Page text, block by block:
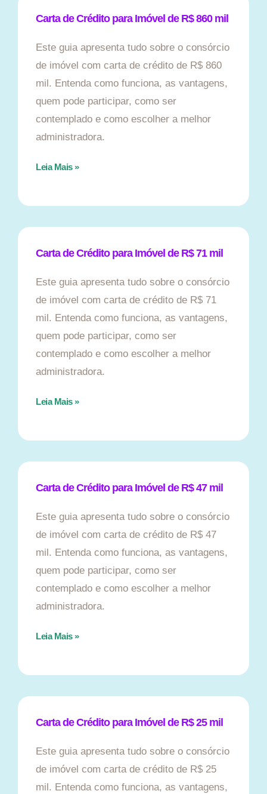
Carta de Crédito para Imóvel de R$ 860 mil
Este guia apresenta tudo sobre o consórcio
de imóvel com carta de crédito de R$ 860
mil. Entenda como funciona, as vantagens,
quem pode participar, como ser
contemplado e como escolher a melhor
administradora.
Leia Mais »
Carta de Crédito para Imóvel de R$ 71 mil
Este guia apresenta tudo sobre o consórcio
de imóvel com carta de crédito de R$ 71
mil. Entenda como funciona, as vantagens,
quem pode participar, como ser
contemplado e como escolher a melhor
administradora.
Leia Mais »
Carta de Crédito para Imóvel de R$ 47 mil
Este guia apresenta tudo sobre o consórcio
de imóvel com carta de crédito de R$ 47
mil. Entenda como funciona, as vantagens,
quem pode participar, como ser
contemplado e como escolher a melhor
administradora.
Leia Mais »
Carta de Crédito para Imóvel de R$ 25 mil
Este guia apresenta tudo sobre o consórcio
de imóvel com carta de crédito de R$ 25
mil. Entenda como funciona, as vantagens,